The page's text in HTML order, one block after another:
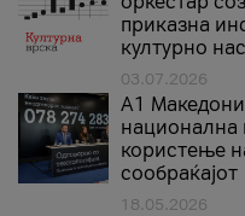
приказна
културно
03.07.2026
A1
национална
користење
сообраќајот
18.05.2026